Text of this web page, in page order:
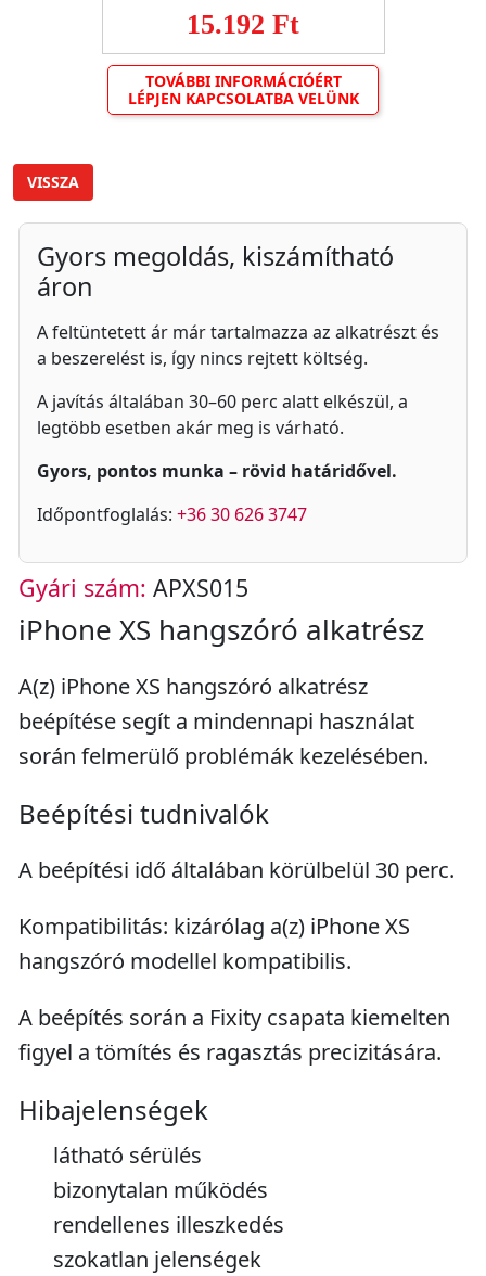
15.192 Ft
TOVÁBBI INFORMÁCIÓÉRT
LÉPJEN KAPCSOLATBA VELÜNK
VISSZA
Gyors megoldás, kiszámítható
áron
A feltüntetett ár már tartalmazza az alkatrészt és
a beszerelést is, így nincs rejtett költség.
A javítás általában 30–60 perc alatt elkészül, a
legtöbb esetben akár meg is várható.
Gyors, pontos munka – rövid határidővel.
Időpontfoglalás: +36 30 626 3747
Gyári szám: APXS015
iPhone XS hangszóró alkatrész
A(z) iPhone XS hangszóró alkatrész
beépítése segít a mindennapi használat
során felmerülő problémák kezelésében.
Beépítési tudnivalók
A beépítési idő általában körülbelül 30 perc.
Kompatibilitás: kizárólag a(z) iPhone XS
hangszóró modellel kompatibilis.
A beépítés során a Fixity csapata kiemelten
figyel a tömítés és ragasztás precizitására.
Hibajelenségek
látható sérülés
bizonytalan működés
rendellenes illeszkedés
szokatlan jelenségek